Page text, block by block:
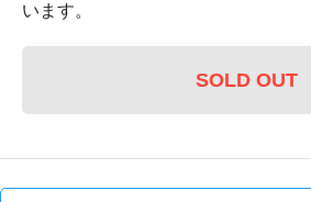
います。
SOLD OUT